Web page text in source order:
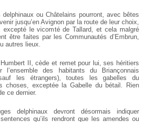
ou Châtelains pourront, avec bêtes
jusqu’en Avignon par la route de leur choix,
excepté le vicomté de Tallard, et cela malgré
être faites par les Communautés d’Embrun,
autres lieux.
II, cède et remet pour lui, ses héritiers
des habitants du Briançonnais
les étrangers), toutes les gabelles du
choses, exceptée la Gabelle du bétail. Rien
ce dernier.
delphinaux devront désormais indiquer
qu’ils rendront que les amendes ou